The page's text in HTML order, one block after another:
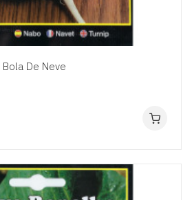
De Neve